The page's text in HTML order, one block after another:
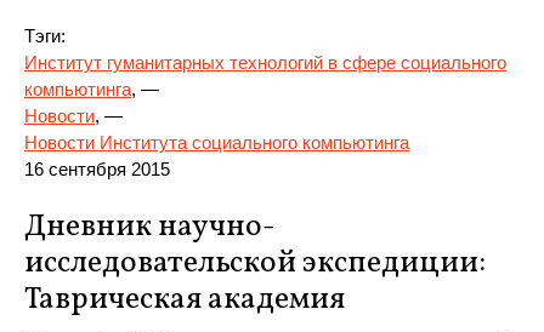
Тэги:
Институт гуманитарных технологий в сфере социального
компьютинга, —
Новости, —
Новости Института социального компьютинга
16 сентября 2015
Дневник научно-
исследовательской экспедиции:
Таврическая академия